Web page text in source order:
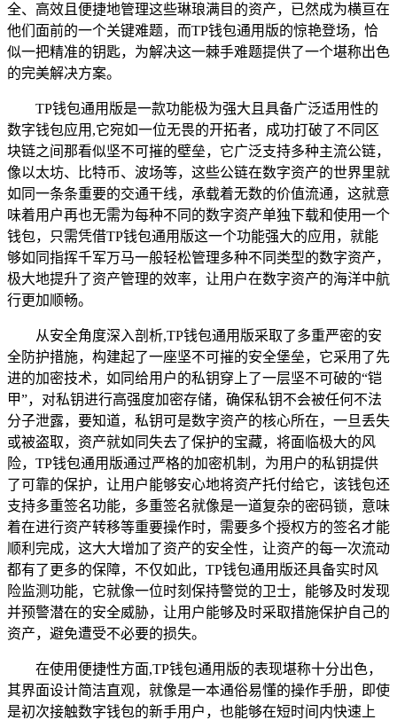
全、高效且便捷地管理这些琳琅满目的资产，已然成为横亘在
他们面前的一个关键难题，而TP钱包通用版的惊艳登场，恰
似一把精准的钥匙，为解决这一棘手难题提供了一个堪称出色
的完美解决方案。
TP钱包通用版是一款功能极为强大且具备广泛适用性的
数字钱包应用,它宛如一位无畏的开拓者，成功打破了不同区
块链之间那看似坚不可摧的壁垒，它广泛支持多种主流公链，
像以太坊、比特币、波场等，这些公链在数字资产的世界里就
如同一条条重要的交通干线，承载着无数的价值流通，这就意
味着用户再也无需为每种不同的数字资产单独下载和使用一个
钱包，只需凭借TP钱包通用版这一个功能强大的应用，就能
够如同指挥千军万马一般轻松管理多种不同类型的数字资产，
极大地提升了资产管理的效率，让用户在数字资产的海洋中航
行更加顺畅。
从安全角度深入剖析,TP钱包通用版采取了多重严密的安
全防护措施，构建起了一座坚不可摧的安全堡垒，它采用了先
进的加密技术，如同给用户的私钥穿上了一层坚不可破的“铠
甲”，对私钥进行高强度加密存储，确保私钥不会被任何不法
分子泄露，要知道，私钥可是数字资产的核心所在，一旦丢失
或被盗取，资产就如同失去了保护的宝藏，将面临极大的风
险，TP钱包通用版通过严格的加密机制，为用户的私钥提供
了可靠的保护，让用户能够安心地将资产托付给它，该钱包还
支持多重签名功能，多重签名就像是一道复杂的密码锁，意味
着在进行资产转移等重要操作时，需要多个授权方的签名才能
顺利完成，这大大增加了资产的安全性，让资产的每一次流动
都有了更多的保障，不仅如此，TP钱包通用版还具备实时风
险监测功能，它就像一位时刻保持警觉的卫士，能够及时发现
并预警潜在的安全威胁，让用户能够及时采取措施保护自己的
资产，避免遭受不必要的损失。
在使用便捷性方面,TP钱包通用版的表现堪称十分出色，
其界面设计简洁直观，就像是一本通俗易懂的操作手册，即使
是初次接触数字钱包的新手用户，也能够在短时间内快速上